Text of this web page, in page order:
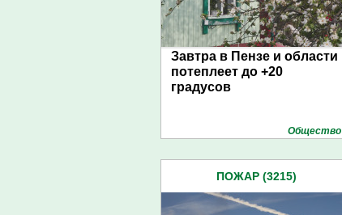
Завтра в Пензе и области
потеплеет до +20
градусов
Общество
ПОЖАР (3215)